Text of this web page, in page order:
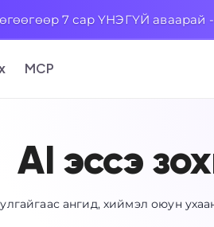
7 сар ҮНЭГҮЙ аваарай
MCP
AI эссэ
ангид, хиймэл оюун